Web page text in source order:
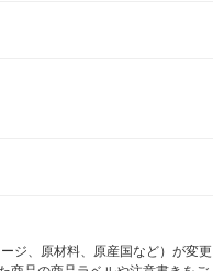
ジ、原材料、原産国など）が変更